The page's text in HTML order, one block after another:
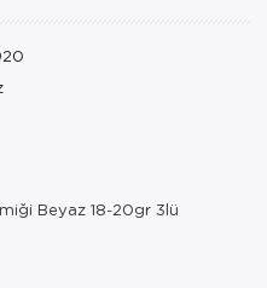
Beyaz 18-20gr 3lü